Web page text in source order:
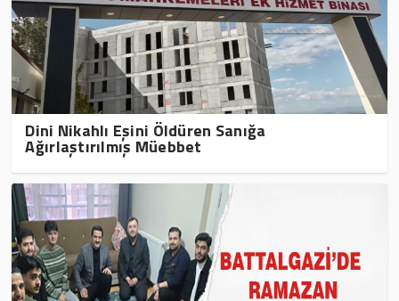
Dini Nikahlı Eşini Öldüren Sanığa
Ağırlaştırılmış Müebbet